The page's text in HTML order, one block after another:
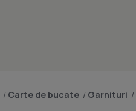
/ Carte de bucate / Garnituri /